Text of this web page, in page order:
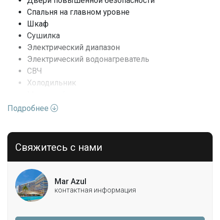
Брикелл-авеню, центра Майами, международного
аэропорта Майами и Саут-Бич.
Автомойка
Спальня на главном уровне
Шкаф
Сушилка
Электрический диапазон
Электрический водонагреватель
СВЧ
Холодильник
Шайба
Подробнее
Свяжитесь с нами
Mar Azul
контактная информация